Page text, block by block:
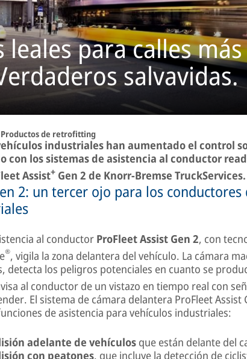
leales para calles más
salvavidas.
Productos de retrofitting
industriales han aumentado el control
con los sistemas de asistencia al conductor
Assist+ Gen 2 de Knorr-Bremse TruckServices.
2: un tercer ojo para los conductores
al conductor ProFleet Assist Gen 2, con
®, vigila la zona delantera del vehículo. La cámara
detecta los peligros potenciales en cuanto se
al conductor de un vistazo en tiempo real con
El sistema de cámara delantera ProFleet Assist
de asistencia para vehículos industriales:
adelante de vehículos que están delante del
con peatones, que incluye la detección de